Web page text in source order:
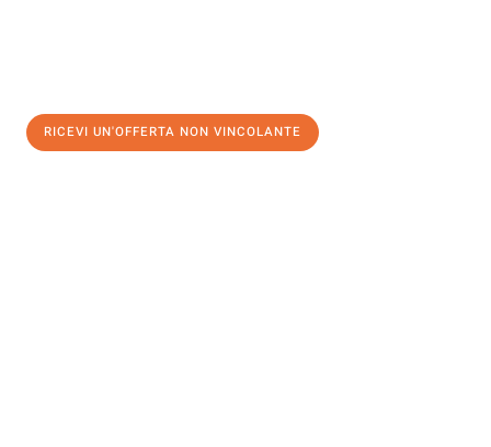
RICEVI UN'OFFERTA NON VINCOLANTE